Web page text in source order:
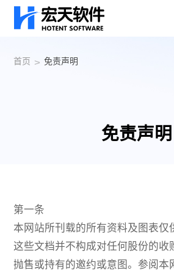
首页 > 免责声明
免责声明
第一条
本网站所刊载的所有资料及图表仅
这些文档并不构成对任何股份的收
抛售或持有的邀约或意图。参阅本